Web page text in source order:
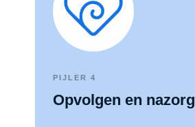
PIJLER 4
Opvolgen en nazorg